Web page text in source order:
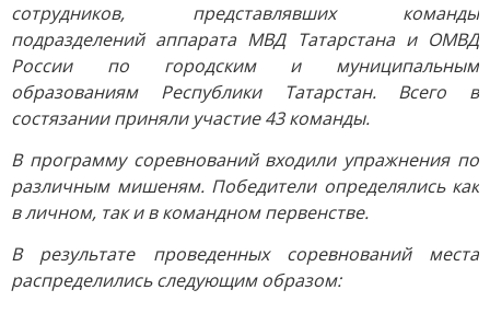
сотрудников, представлявших команды
подразделений аппарата МВД Татарстана и ОМВД
России по городским и муниципальным
образованиям Республики Татарстан. Всего в
состязании приняли участие 43 команды.
В программу соревнований входили упражнения по
различным мишеням. Победители определялись как
в личном, так и в командном первенстве.
В результате проведенных соревнований места
распределились следующим образом: